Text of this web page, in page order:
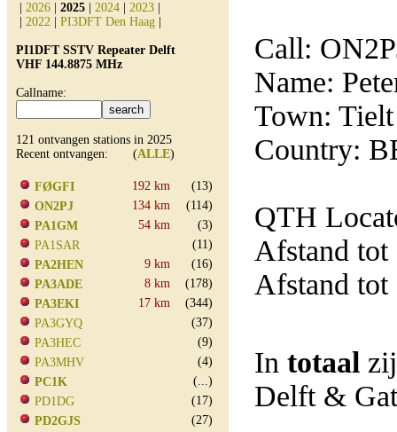
2026 2025 2024 2023
2022 PI3DFT Den Haag
PI1DFT SSTV Repeater Delft
VHF 144.8875 MHz
Callname:
121 ontvangen stations in 2025
Recent ontvangen: (ALLE)
FØGFI 192 km
(13)
ON2PJ
134 km
(114)
PA1GM
54 km
(3)
PA1SAR
(11)
PA2HEN
9 km
(16)
PA3ADE
8 km
(178)
PA3EKI
17 km
(344)
PA3GYQ
(37)
PA3HEC
(9)
PA3MHV
(4)
PC1K
(...)
PD1DG
(17)
PD2GJS
(27)
Call:
Name:
Town: Tielt
Country:
QTH
Afstand tot
Afstand tot
In totaal
Delft &